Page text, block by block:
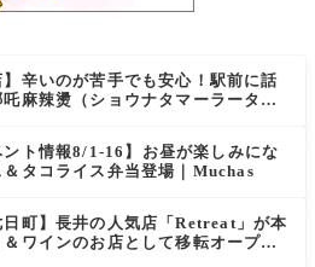
】辛いのが苦手でも安心！駅前に話
麻辣燙（ショウナタマーラータ
ント情報8/1-16】お昼が楽しみにな
＆タコライス弁当登場｜Muchas
日町】長井の人気店「Retreat」が本
ワインのお店として移転オープン